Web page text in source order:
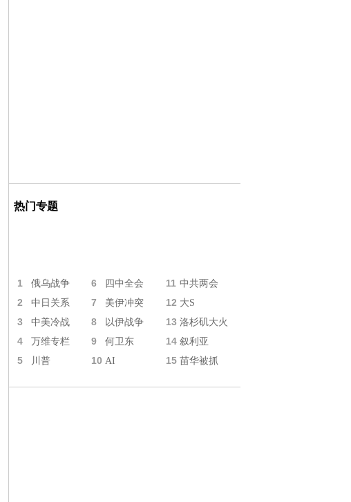
热门专题
1 俄乌战争 6 四中全会 11 中共两会
2 中日关系 7 美伊冲突 12 大S
3 中美冷战 8 以伊战争 13 洛杉矶大火
4 万维专栏 9 何卫东 14 叙利亚
5 川普 10 AI 15 苗华被抓